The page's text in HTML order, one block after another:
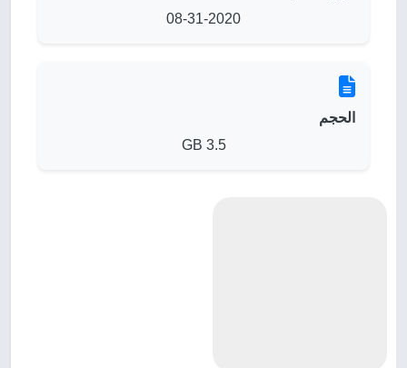
08-31-2020
الحجم
3.5 GB